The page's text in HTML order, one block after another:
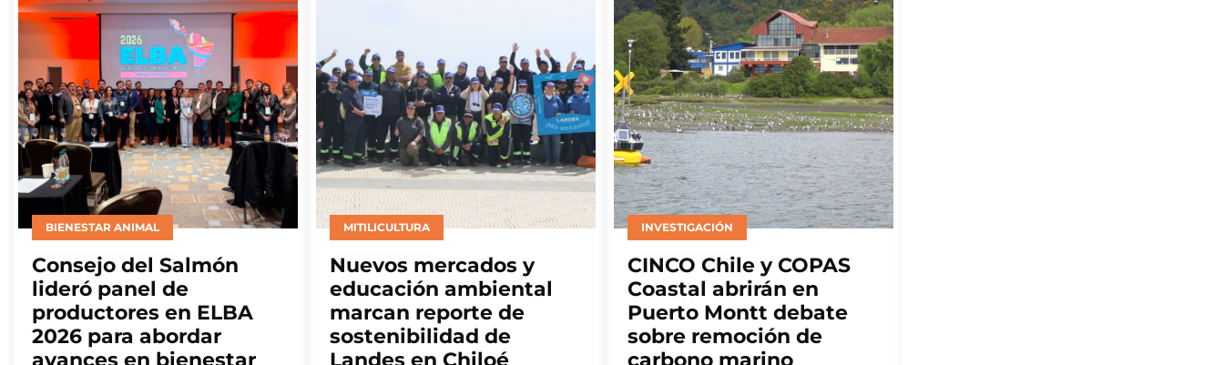
BIENESTAR ANIMAL
Consejo del Salmón
lideró panel de
productores en ELBA
2026 para abordar
avances en bienestar
MITILICULTURA
Nuevos mercados y
educación ambiental
marcan reporte de
sostenibilidad de
Landes en Chiloé
INVESTIGACIÓN
CINCO Chile y COPAS
Coastal abrirán en
Puerto Montt debate
sobre remoción de
carbono marino